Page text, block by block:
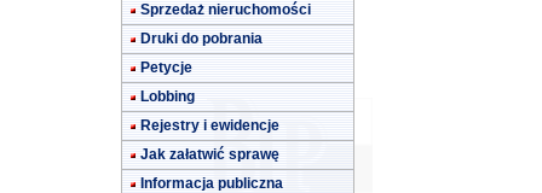
Sprzedaż nieruchomości
Druki do pobrania
Petycje
Lobbing
Rejestry i ewidencje
Jak załatwić sprawę
Informacja publiczna